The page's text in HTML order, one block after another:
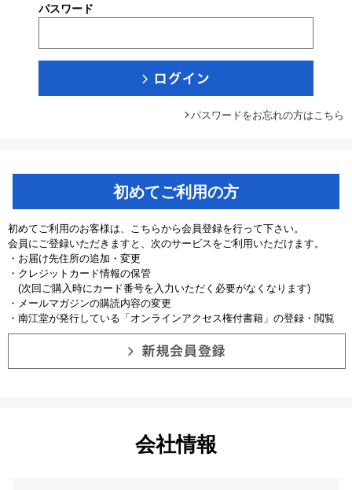
パスワード
パスワードをお忘れの方はこちら
初めてご利用の方
初めてご利用のお客様は、こちらから会員登録を行って下さい。
会員にご登録いただきますと、次のサービスをご利用いただけます。
・お届け先住所の追加・変更
・クレジットカード情報の保管
(次回ご購入時にカード番号を入力いただく必要がなくなります)
・メールマガジンの購読内容の変更
・南江堂が発行している「オンラインアクセス権付書籍」の登録・閲覧
会社情報